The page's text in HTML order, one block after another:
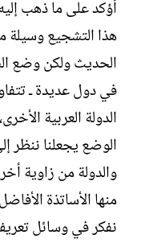
أؤكد على ما ذهب
هذا التشجيع وسيلة
الحديث ولكن وضع
في دول عديدة ـ
الدولة العربية
الوضع يجعلنا ننظر
والدولة من زاوية
منها الأساتذة
نفكر في وسائل